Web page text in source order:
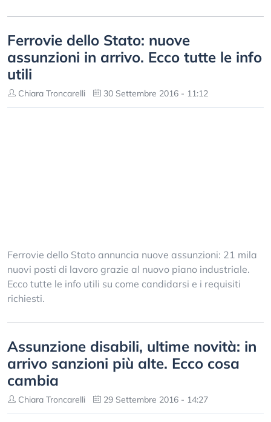
Ferrovie dello Stato: nuove
assunzioni in arrivo. Ecco tutte le info
utili
Chiara Troncarelli 30 Settembre 2016 - 11:12
Ferrovie dello Stato annuncia nuove assunzioni: 21 mila
nuovi posti di lavoro grazie al nuovo piano industriale.
Ecco tutte le info utili su come candidarsi e i requisiti
richiesti.
Assunzione disabili, ultime novità: in
arrivo sanzioni più alte. Ecco cosa
cambia
Chiara Troncarelli 29 Settembre 2016 - 14:27